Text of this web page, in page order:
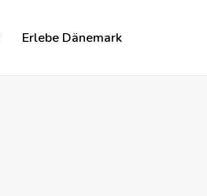
Erlebe Dänemark